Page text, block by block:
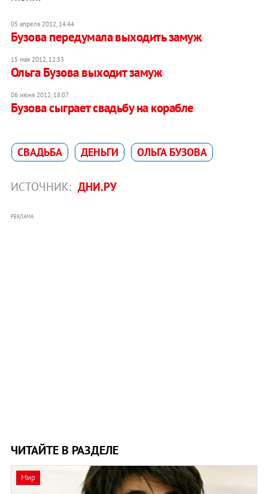
05 апреля 2012, 14:44
Бузова передумала выходить замуж
15 мая 2012, 12:33
Ольга Бузова выходит замуж
06 июня 2012, 18:07
Бузова сыграет свадьбу на корабле
СВАДЬБА ДЕНЬГИ ОЛЬГА БУЗОВА
ИСТОЧНИК: ДНИ.РУ
РЕКЛАМА
ЧИТАЙТЕ В РАЗДЕЛЕ
Мир